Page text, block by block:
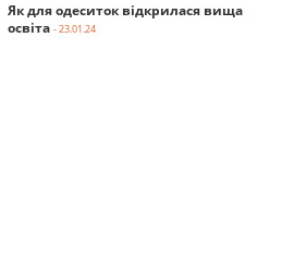
Як для одеситок відкрилася вища
освіта - 23.01.24